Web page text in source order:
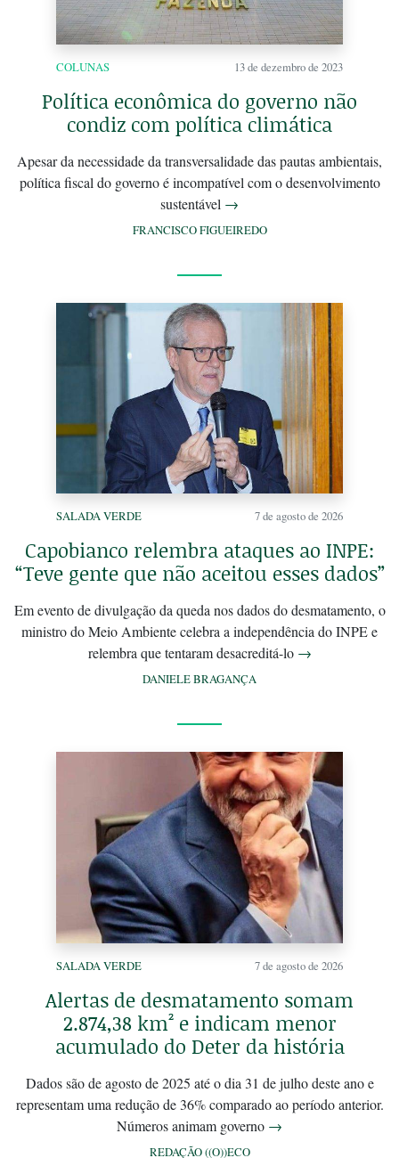
COLUNAS 13 de dezembro de 2023
Política econômica do governo não
condiz com política climática
Apesar da necessidade da transversalidade das pautas ambientais,
política fiscal do governo é incompatível com o desenvolvimento
sustentável →
FRANCISCO FIGUEIREDO
SALADA VERDE 7 de agosto de 2026
Capobianco relembra ataques ao INPE:
“Teve gente que não aceitou esses dados”
Em evento de divulgação da queda nos dados do desmatamento, o
ministro do Meio Ambiente celebra a independência do INPE e
relembra que tentaram desacreditá-lo →
DANIELE BRAGANÇA
SALADA VERDE 7 de agosto de 2026
Alertas de desmatamento somam
2.874,38 km² e indicam menor
acumulado do Deter da história
Dados são de agosto de 2025 até o dia 31 de julho deste ano e
representam uma redução de 36% comparado ao período anterior.
Números animam governo →
REDAÇÃO ((O))ECO